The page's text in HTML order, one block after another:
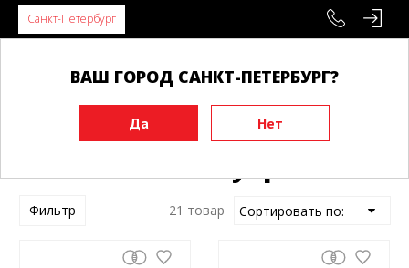
Санкт-Петербург
ВАШ ГОРОД САНКТ-ПЕТЕРБУРГ?
Главная
Тренировочные макеты
Чехлы и аксессуары
Фильтр 21 товар